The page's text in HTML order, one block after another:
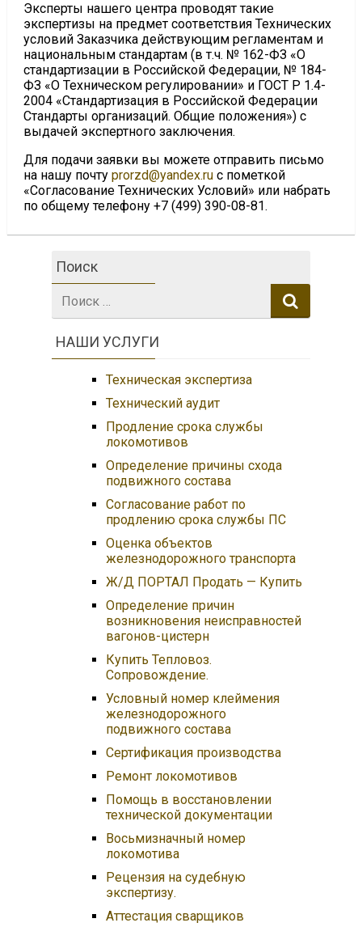
Эксперты нашего центра проводят такие
экспертизы на предмет соответствия Технических
условий Заказчика действующим регламентам и
национальным стандартам (в т.ч. № 162-ФЗ «О
стандартизации в Российской Федерации, № 184-
ФЗ «О Техническом регулировании» и ГОСТ Р 1.4-
2004 «Стандартизация в Российской Федерации
Стандарты организаций. Общие положения») с
выдачей экспертного заключения.
Для подачи заявки вы можете отправить письмо
на нашу почту prorzd@yandex.ruс пометкой
«Согласование Технических Условий» или набрать
по общему телефону +7 (499) 390-08-81.
Поиск
НАШИ УСЛУГИ
Техническая экспертиза
Технический аудит
Продление срока службы
локомотивов
Определение причины схода
подвижного состава
Согласование работ по
продлению срока службы ПС
Оценка объектов
железнодорожного транспорта
Ж/Д ПОРТАЛ Продать — Купить
Определение причин
возникновения неисправностей
вагонов-цистерн
Купить Тепловоз.
Сопровождение.
Условный номер клеймения
железнодорожного
подвижного состава
Сертификация производства
Ремонт локомотивов
Помощь в восстановлении
технической документации
Восьмизначный номер
локомотива
Рецензия на судебную
экспертизу.
Аттестация сварщиков